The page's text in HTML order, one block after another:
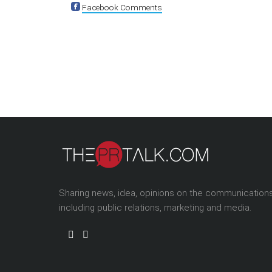
Facebook Comments
Sharing news, idea, opinions on the
including public relations, marketing and media.